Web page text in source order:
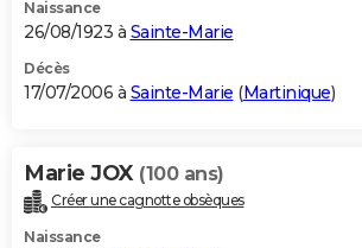
Naissance
26/08/1923 à Sainte-Marie
Décès
17/07/2006 à Sainte-Marie (Martinique)
Marie JOX (100 ans)
Créer une cagnotte obsèques
Naissance